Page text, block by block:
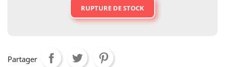
RUPTURE DE STOCK
Partager